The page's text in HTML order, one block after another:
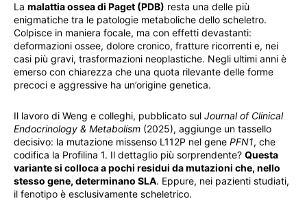
La malattia ossea di Paget (PDB) resta una delle più
enigmatiche tra le patologie metaboliche dello scheletro.
Colpisce in maniera focale, ma con effetti devastanti:
deformazioni ossee, dolore cronico, fratture ricorrenti e, nei
casi più gravi, trasformazioni neoplastiche. Negli ultimi anni è
emerso con chiarezza che una quota rilevante delle forme
precoci e aggressive ha un’origine genetica.
Il lavoro di Weng e colleghi, pubblicato sul Journal of Clinical
Endocrinology & Metabolism (2025), aggiunge un tassello
decisivo: la mutazione missenso L112P nel gene PFN1, che
codifica la Profilina 1. Il dettaglio più sorprendente? Questa
variante si colloca a pochi residui da mutazioni che, nello
stesso gene, determinano SLA. Eppure, nei pazienti studiati,
il fenotipo è esclusivamente scheletrico.